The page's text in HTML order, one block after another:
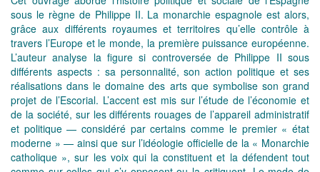
sous le règne de Philippe II. La monarchie espagnole est alors,
grâce aux différents royaumes et territoires qu’elle contrôle à
travers l’Europe et le monde, la première puissance européenne.
L’auteur analyse la figure si controversée de Philippe II sous
différents aspects : sa personnalité, son action politique et ses
réalisations dans le domaine des arts que symbolise son grand
projet de l’Escorial. L’accent est mis sur l’étude de l’économie et
de la société, sur les différents rouages de l’appareil administratif
et politique — considéré par certains comme le premier « état
moderne » — ainsi que sur l’idéologie officielle de la « Monarchie
catholique », sur les voix qui la constituent et la défendent tout